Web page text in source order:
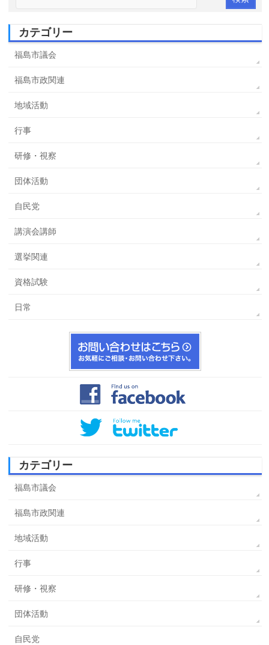
カテゴリー
福島市議会
福島市政関連
地域活動
行事
研修・視察
団体活動
自民党
講演会講師
選挙関連
資格試験
日常
カテゴリー
福島市議会
福島市政関連
地域活動
行事
研修・視察
団体活動
自民党